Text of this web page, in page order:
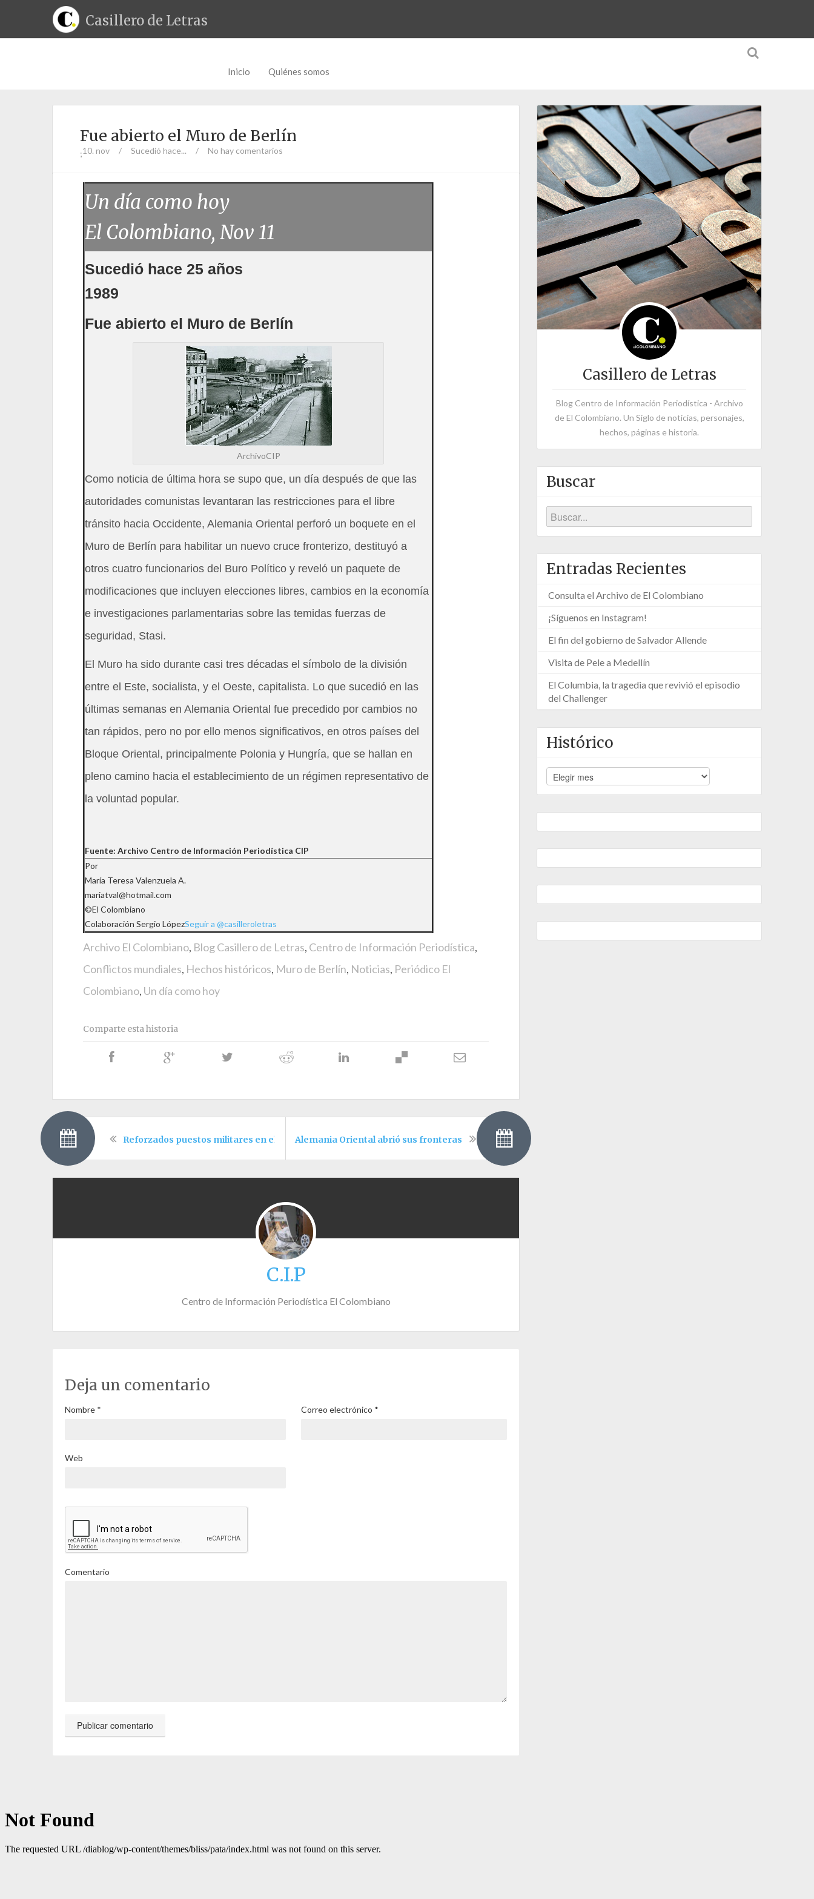
Casillero de Letras
Inicio Quiénes somos
Fue abierto el Muro de Berlín
;10. nov / Sucedió hace... / No hay comentarios
Un día como hoy
El Colombiano, Nov 11
Sucedió hace 25 años
1989
Fue abierto el Muro de Berlín
ArchivoCIP
Como noticia de última hora se supo que, un día después de que las
autoridades comunistas levantaran las restricciones para el libre
tránsito hacia Occidente, Alemania Oriental perforó un boquete en el
Muro de Berlín para habilitar un nuevo cruce fronterizo, destituyó a
otros cuatro funcionarios del Buro Político y reveló un paquete de
modificaciones que incluyen elecciones libres, cambios en la economía
e investigaciones parlamentarias sobre las temidas fuerzas de
seguridad, Stasi.
El Muro ha sido durante casi tres décadas el símbolo de la división
entre el Este, socialista, y el Oeste, capitalista. Lo que sucedió en las
últimas semanas en Alemania Oriental fue precedido por cambios no
tan rápidos, pero no por ello menos significativos, en otros países del
Bloque Oriental, principalmente Polonia y Hungría, que se hallan en
pleno camino hacia el establecimiento de un régimen representativo de
la voluntad popular.
Fuente: Archivo Centro de Información Periodística CIP
Por
María Teresa Valenzuela A.
mariatval@hotmail.com
©El Colombiano
Colaboración Sergio LópezSeguir a @casilleroletras
Archivo El Colombiano, Blog Casillero de Letras, Centro de Información Periodística,
Conflictos mundiales, Hechos históricos, Muro de Berlín, Noticias, Periódico El
Colombiano, Un día como hoy
Comparte esta historia
Reforzados puestos militares en el Magdalena MedioAlemania Oriental abrió sus fronteras
C.I.P
Centro de Información Periodística El Colombiano
Deja un comentario
Nombre * Correo electrónico *
Web
Comentario
Casillero de Letras
Blog Centro de Información Periodística - Archivo
de El Colombiano. Un Siglo de noticias, personajes,
hechos, páginas e historia.
Buscar
Entradas Recientes
Consulta el Archivo de El Colombiano
¡Síguenos en Instagram!
El fin del gobierno de Salvador Allende
Visita de Pele a Medellín
El Columbia, la tragedia que revivió el episodio
del Challenger
Histórico